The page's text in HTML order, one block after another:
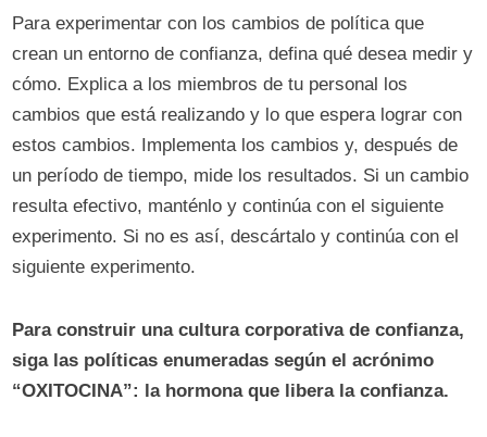
Para experimentar con los cambios de política que
crean un entorno de confianza, defina qué desea medir y
cómo. Explica a los miembros de tu personal los
cambios que está realizando y lo que espera lograr con
estos cambios. Implementa los cambios y, después de
un período de tiempo, mide los resultados. Si un cambio
resulta efectivo, manténlo y continúa con el siguiente
experimento. Si no es así, descártalo y continúa con el
siguiente experimento.
Para construir una cultura corporativa de confianza,
siga las políticas enumeradas según el acrónimo
“OXITOCINA”: la hormona que libera la confianza.